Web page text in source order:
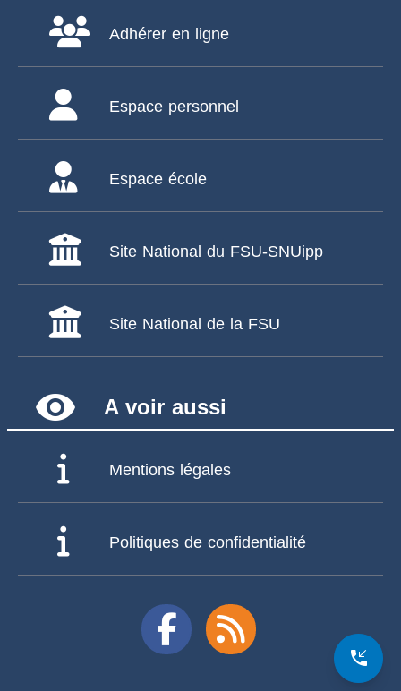
phone_callback
Adhérer en ligne
Espace personnel
Espace école
Site National du FSU-SNUipp
Site National de la FSU
remove_red_eye A voir aussi
Mentions légales
Politiques de confidentialité